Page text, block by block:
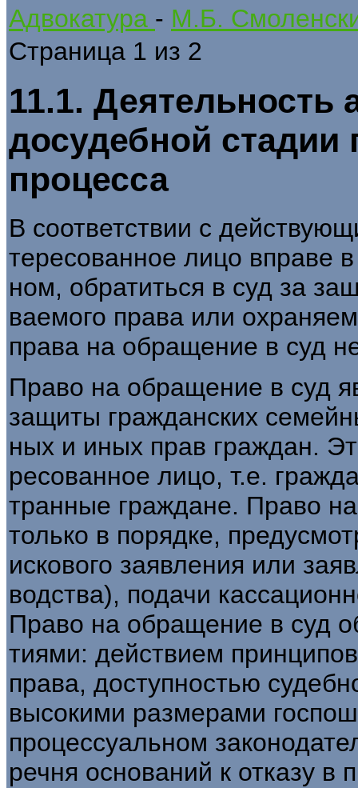
Адвокатура - М.Б.
Страница 1 из 2
11.1. Деятельность
досудебной стадии
процесса
В соответствии с
тересованное лицо вправе
ном, обратиться в суд за
ваемого права или
права на обращение в суд
Право на обращение в суд
защиты гражданских
ных и иных прав граждан.
ресованное лицо, т.е.
транные граждане. Право
только в порядке,
искового заявления или
водства), подачи
Право на обращение в суд
тиями: действием
права, доступностью
высокими размерами
процессуальном
речня оснований к отказу в